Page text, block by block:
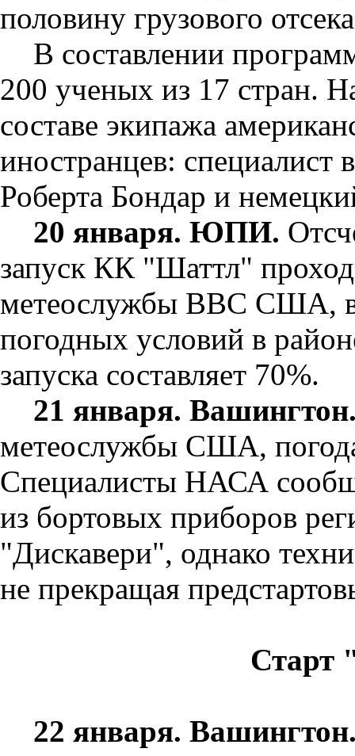
половину грузового
В составлении
200 ученых из 17 стран.
составе экипажа
иностранцев: специалист
Роберта Бондар и
20 января. ЮПИ.
запуск КК "Шаттл"
метеослужбы ВВС США,
погодных условий в
запуска составляет 70%.
21 января.
метеослужбы США,
Специалисты НАСА
из бортовых приборов
"Дискавери", однако
не прекращая
Старт
22 января.